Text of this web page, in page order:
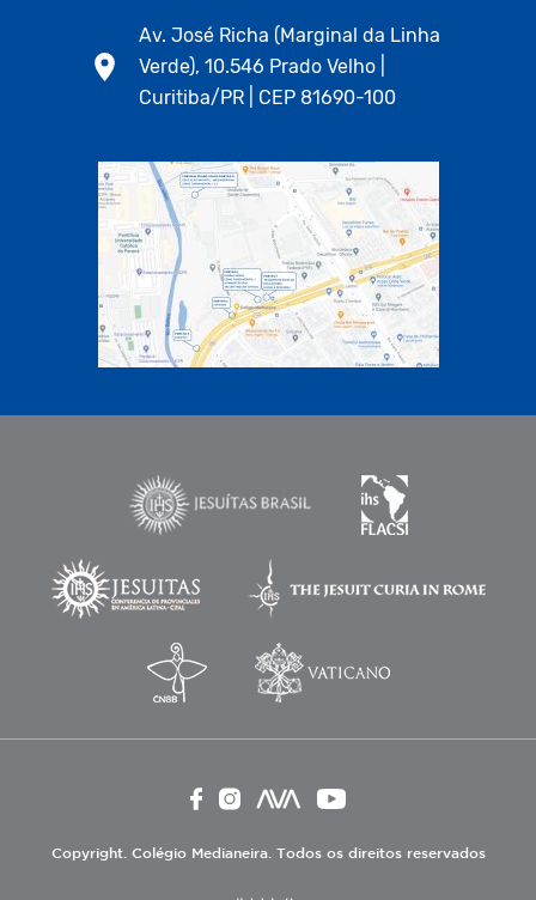
Av. José Richa (Marginal da Linha
Verde), 10.546 Prado Velho |
Curitiba/PR | CEP 81690-100
Copyright. Colégio Medianeira. Todos os direitos reservados